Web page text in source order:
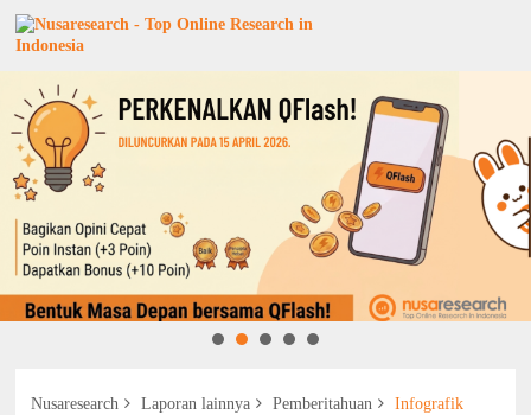
Nusaresearch Laporan lainnya Pemberitahuan
Infografik